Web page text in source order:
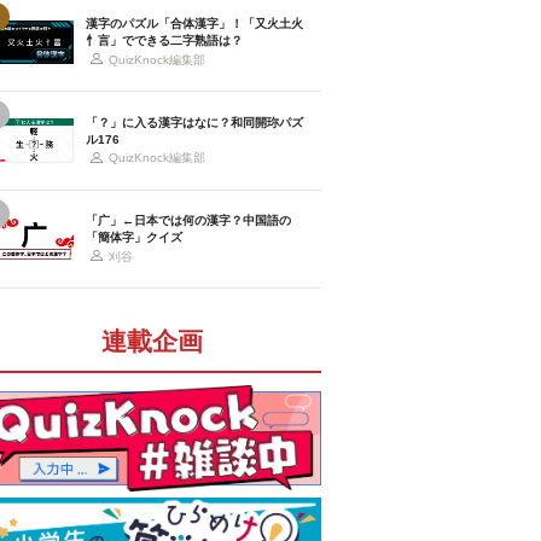
漢字のパズル「合体漢字」！「又火土火
忄言」でできる二字熟語は？
QuizKnock編集部
「？」に入る漢字はなに？和同開珎パズ
ル176
QuizKnock編集部
「广」←日本では何の漢字？中国語の
「簡体字」クイズ
刈谷
連載企画